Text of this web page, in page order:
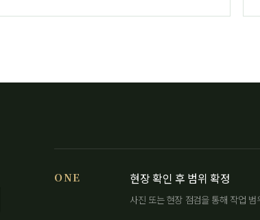
ONE 현장 확인 후 범위 확정
사진 또는 현장 점검을 통해 작업